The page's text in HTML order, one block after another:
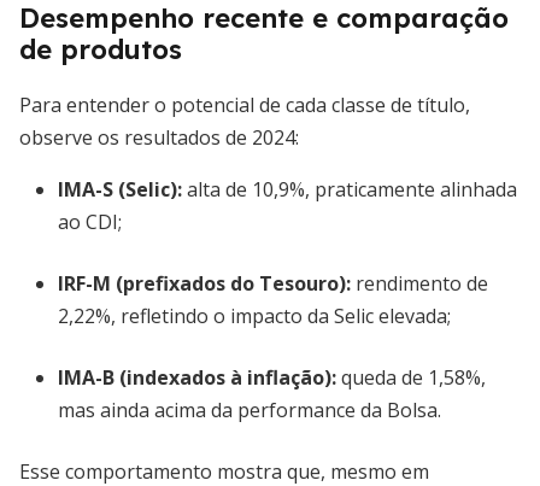
Desempenho recente e comparação
de produtos
Para entender o potencial de cada classe de título,
observe os resultados de 2024:
IMA-S (Selic):alta de 10,9%, praticamente alinhada
ao CDI;
IRF-M (prefixados do Tesouro): rendimento de
2,22%, refletindo o impacto da Selic elevada;
IMA-B (indexados à inflação):queda de 1,58%,
mas ainda acima da performance da Bolsa.
Esse comportamento mostra que, mesmo em